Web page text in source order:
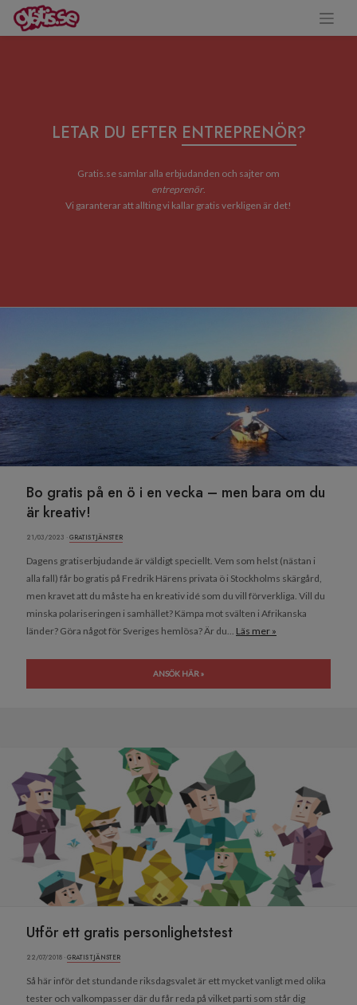
LETAR DU EFTER ENTREPRENÖR?
Gratis.se samlar alla erbjudanden och sajter om
entreprenör.
Vi garanterar att allting vi kallar gratis verkligen är det!
Bo gratis på en ö i en vecka – men bara om du
är kreativ!
21/03/2023 ·GRATIS TJÄNSTER
Dagens gratiserbjudande är väldigt speciellt. Vem som helst (nästan i
alla fall) får bo gratis på Fredrik Härens privata ö i Stockholms skärgård,
men kravet att du måste ha en kreativ idé som du vill förverkliga. Vill du
minska polariseringen i samhället? Kämpa mot svälten i Afrikanska
länder? Göra något för Sveriges hemlösa? Är du... Läs mer »
ANSÖK HÄR »
Utför ett gratis personlighetstest
22/07/2018 ·GRATIS TJÄNSTER
Så här inför det stundande riksdagsvalet är ett mycket vanligt med olika
tester och valkompasser där du får reda på vilket parti som står dig